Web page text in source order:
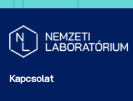
Kapcsolat